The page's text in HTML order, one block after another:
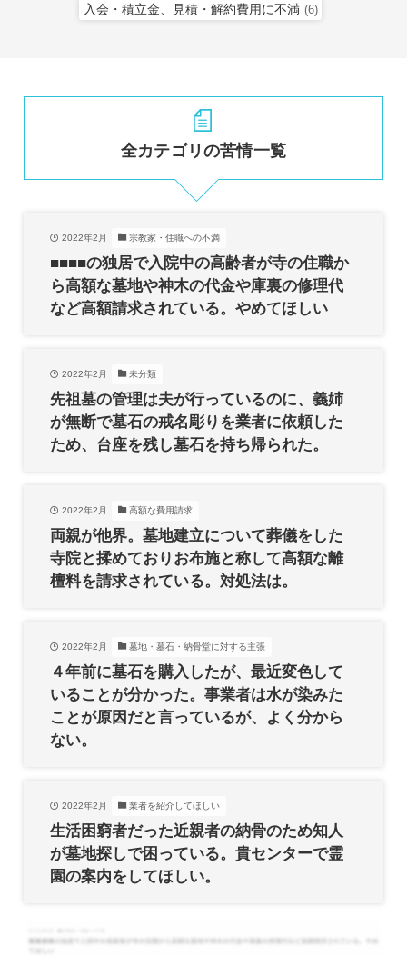
入会・積立金、見積・解約費用に不満 (6)
全カテゴリの苦情一覧
2022年2月 宗教家・住職への不満
■■■■の独居で入院中の高齢者が寺の住職か
ら高額な墓地や神木の代金や庫裏の修理代
など高額請求されている。やめてほしい
2022年2月 未分類
先祖墓の管理は夫が行っているのに、義姉
が無断で墓石の戒名彫りを業者に依頼した
ため、台座を残し墓石を持ち帰られた。
2022年2月 高額な費用請求
両親が他界。墓地建立について葬儀をした
寺院と揉めておりお布施と称して高額な離
檀料を請求されている。対処法は。
2022年2月 墓地・墓石・納骨堂に対する主張
４年前に墓石を購入したが、最近変色して
いることが分かった。事業者は水が染みた
ことが原因だと言っているが、よく分から
ない。
2022年2月 業者を紹介してほしい
生活困窮者だった近親者の納骨のため知人
が墓地探しで困っている。貴センターで霊
園の案内をしてほしい。